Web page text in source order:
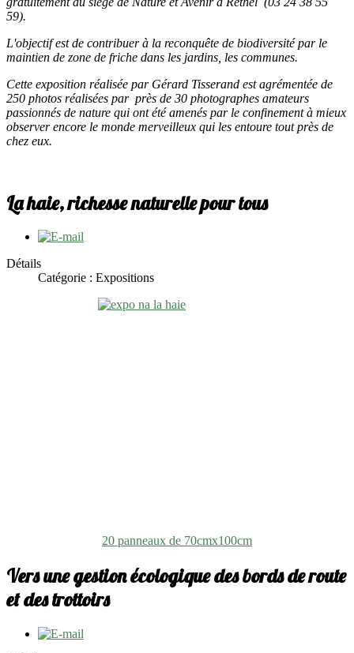
59).
L'objectif est de contribuer à la reconquête de biodiversité par le
maintien de zone de friche dans les jardins, les communes.
Cette exposition réalisée par Gérard Tisserand est agrémentée de
250 photos réalisées par près de 30 photographes amateurs
passionnés de nature qui ont été amenés par le confinement à mieux
observer encore le monde merveilleux qui les entoure tout près de
chez eux.
La haie, richesse naturelle pour tous
Détails
Catégorie : Expositions
20 panneaux de 70cmx100cm
Vers une gestion écologique des bords de route
et des trottoirs